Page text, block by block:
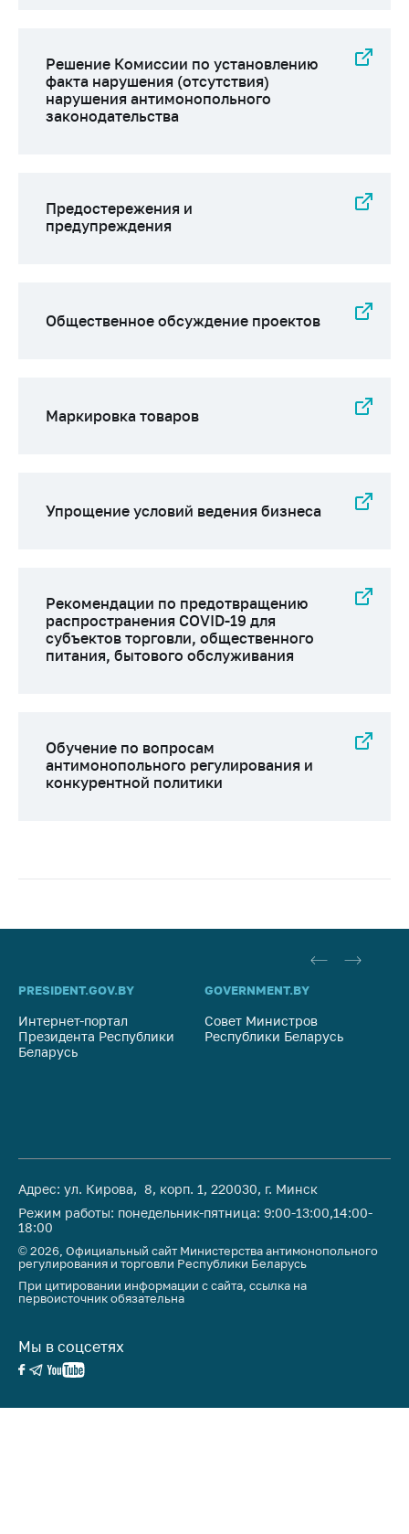
Решение Комиссии по установлению
факта нарушения (отсутствия)
нарушения антимонопольного
законодательства
Предостережения и
предупреждения
Общественное обсуждение проектов
Маркировка товаров
Упрощение условий ведения бизнеса
Рекомендации по предотвращению
распространения COVID-19 для
субъектов торговли, общественного
питания, бытового обслуживания
Обучение по вопросам
антимонопольного регулирования и
конкурентной политики
PRESIDENT.GOV.BY
Интернет-портал
Президента Республики
Беларусь
GOVERNMENT.BY
Совет Министров
Республики Беларусь
Адрес: ул. Кирова, 8, корп. 1, 220030, г. Минск
Режим работы: понедельник-пятница: 9:00-13:00,14:00-
18:00
© 2026, Официальный сайт Министерства антимонопольного
регулирования и торговли Республики Беларусь
При цитировании информации с сайта, ссылка на
первоисточник обязательна
Мы в соцсетях